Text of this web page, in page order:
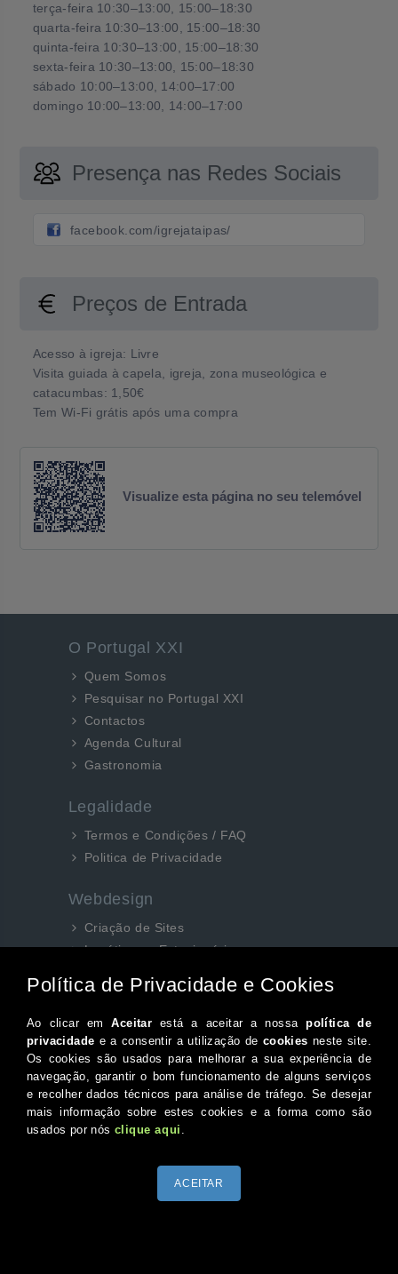
terça-feira 10:30–13:00, 15:00–18:30
quarta-feira 10:30–13:00, 15:00–18:30
quinta-feira 10:30–13:00, 15:00–18:30
sexta-feira 10:30–13:00, 15:00–18:30
sábado 10:00–13:00, 14:00–17:00
domingo 10:00–13:00, 14:00–17:00
Presença nas Redes Sociais
facebook.com/igrejataipas/
Preços de Entrada
Acesso à igreja: Livre
Visita guiada à capela, igreja, zona museológica e
catacumbas: 1,50€
Tem Wi-Fi grátis após uma compra
Visualize esta página no seu telemóvel
O Portugal XXI
Quem Somos
Pesquisar no Portugal XXI
Contactos
Agenda Cultural
Gastronomia
Legalidade
Termos e Condições / FAQ
Politica de Privacidade
Webdesign
Criação de Sites
Logótipos e Estacionários
Siga-nos aqui...
Facebook
Instagram
Twitter
Canal do Youtube
© 2026 Portugal XXI Todos os direitos reservados.
Desenvolvido por Optimeios